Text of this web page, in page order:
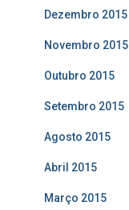
Dezembro 2015
Novembro 2015
Outubro 2015
Setembro 2015
Agosto 2015
Abril 2015
Março 2015